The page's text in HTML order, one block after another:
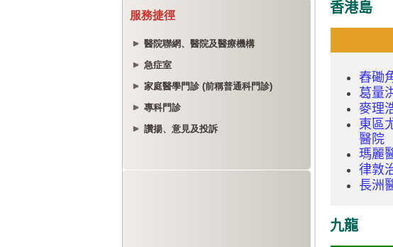
服務捷徑
醫院聯網、醫院及醫療機構
急症室
家庭醫學門診 (前稱普通科門診)
專科門診
讚揚、意見及投訴